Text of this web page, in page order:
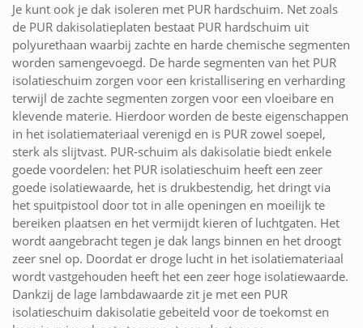
Je kunt ook je dak isoleren met PUR hardschuim. Net zoals
de PUR dakisolatieplaten bestaat PUR hardschuim uit
polyurethaan waarbij zachte en harde chemische segmenten
worden samengevoegd. De harde segmenten van het PUR
isolatieschuim zorgen voor een kristallisering en verharding
terwijl de zachte segmenten zorgen voor een vloeibare en
klevende materie. Hierdoor worden de beste eigenschappen
in het isolatiemateriaal verenigd en is PUR zowel soepel,
sterk als slijtvast. PUR-schuim als dakisolatie biedt enkele
goede voordelen: het PUR isolatieschuim heeft een zeer
goede isolatiewaarde, het is drukbestendig, het dringt via
het spuitpistool door tot in alle openingen en moeilijk te
bereiken plaatsen en het vermijdt kieren of luchtgaten. Het
wordt aangebracht tegen je dak langs binnen en het droogt
zeer snel op. Doordat er droge lucht in het isolatiemateriaal
wordt vastgehouden heeft het een zeer hoge isolatiewaarde.
Dankzij de lage lambdawaarde zit je met een PUR
isolatieschuim dakisolatie gebeiteld voor de toekomst en